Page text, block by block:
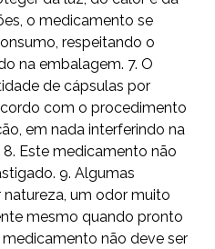
o medicamento se
respeitando o
na embalagem. 7. O
de cápsulas por
com o procedimento
em nada interferindo na
Este medicamento não
9. Algumas
um odor muito
mesmo quando pronto
não deve ser